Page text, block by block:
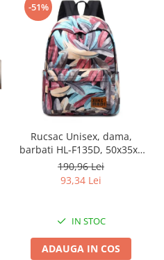
-51%
Rucsac Unisex, dama,
barbati HL-F135D, 50x35x8
cm, Multicolor
190,96 Lei
93,34 Lei
IN STOC
ADAUGA IN COS